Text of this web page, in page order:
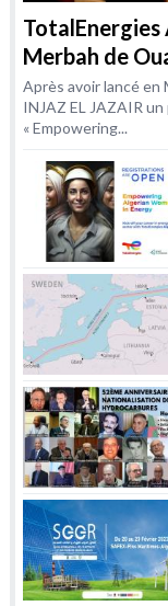
Merbah de
coopération
Après avoir lancé en
INJAZ EL JAZAIR
« Empowering...